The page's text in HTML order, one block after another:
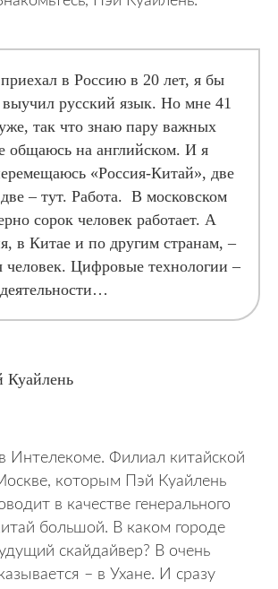
в Россию в 20 лет, я бы
выучил русский язык. Но мне 41
так что знаю пару важных
общаюсь на английском. И я
«Россия-Китай», две
– тут. Работа. В московском
сорок человек работает. А
в Китае и по другим странам, –
человек. Цифровые технологии –
Куайлень
Интелекоме. Филиал китайской
которым Пэй Куайлень
в качестве генерального
большой. В каком городе
скайдайвер? В очень
– в Ухане. И сразу